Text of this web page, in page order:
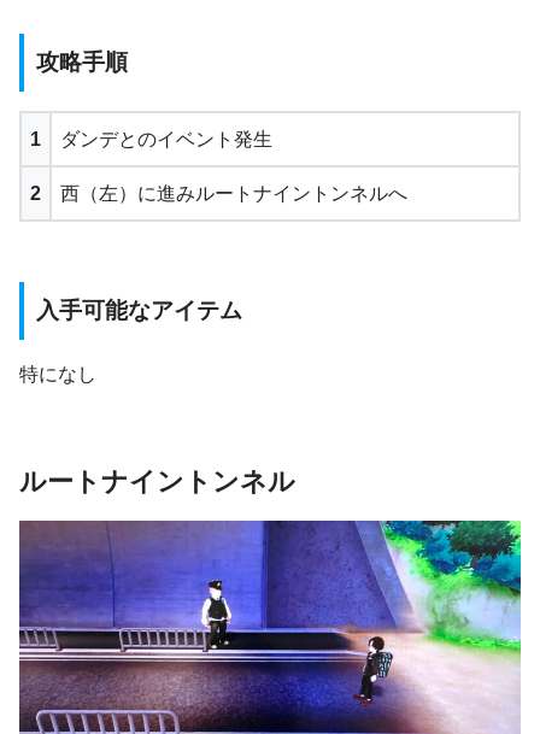
攻略手順
1 ダンデとのイベント発生
2 西（左）に進みルートナイントンネルへ
入手可能なアイテム
特になし
ルートナイントンネル